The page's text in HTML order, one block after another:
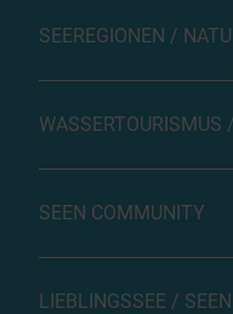
SEEREGIONEN /
WASSERTOURISMUS
SEEN COMMUNITY
LIEBLINGSSEE /